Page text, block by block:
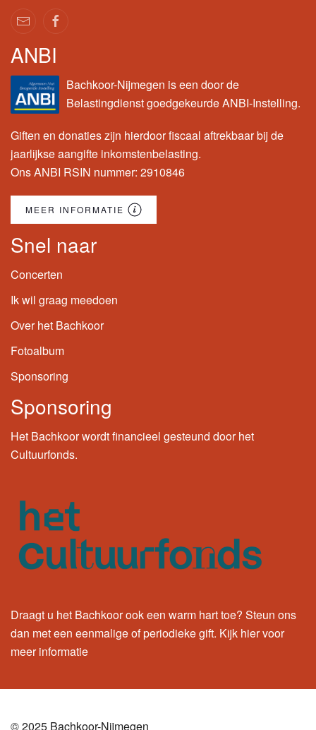
ANBI
Bachkoor-Nijmegen is een door de
Belastingdienst goedgekeurde ANBI-Instelling.
Giften en donaties zijn hierdoor fiscaal aftrekbaar bij de
jaarlijkse aangifte inkomstenbelasting.
Ons ANBI RSIN nummer: 2910846
MEER INFORMATIE
Snel naar
Concerten
Ik wil graag meedoen
Over het Bachkoor
Fotoalbum
Sponsoring
Sponsoring
Het Bachkoor wordt financieel gesteund door het
Cultuurfonds.
Draagt u het Bachkoor ook een warm hart toe? Steun ons
dan met een eenmalige of periodieke gift. Kijk hiervoor
meer informatie
© 2025 Bachkoor-Nijmegen